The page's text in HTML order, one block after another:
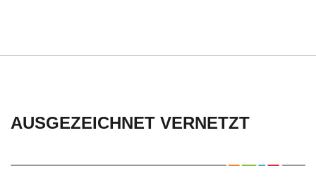
AUSGEZEICHNET VERNETZT